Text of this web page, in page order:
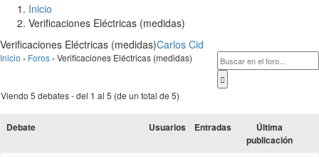
Inicio
Verificaciones Eléctricas (medidas)
Verificaciones Eléctricas (medidas)Carlos Cid
Inicio › Foros › Verificaciones Eléctricas (medidas)
Viendo 5 debates - del 1 al 5 (de un total de 5)
Debate Usuarios Entradas
Última
publicación